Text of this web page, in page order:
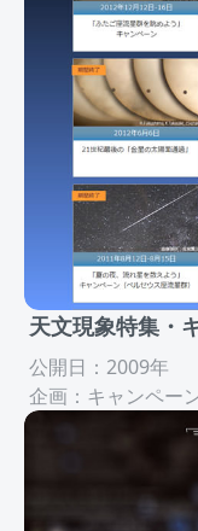
天文現象特集・
公開日：2009年
企画：キャンペー